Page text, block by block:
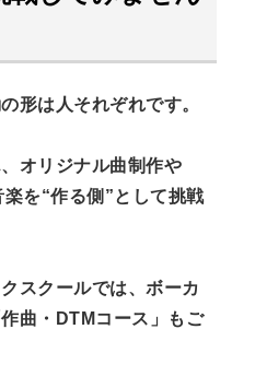
形は人それぞれです。
オリジナル曲制作や
を“作る側”として挑戦
スクールでは、ボーカ
曲・DTMコース」もご